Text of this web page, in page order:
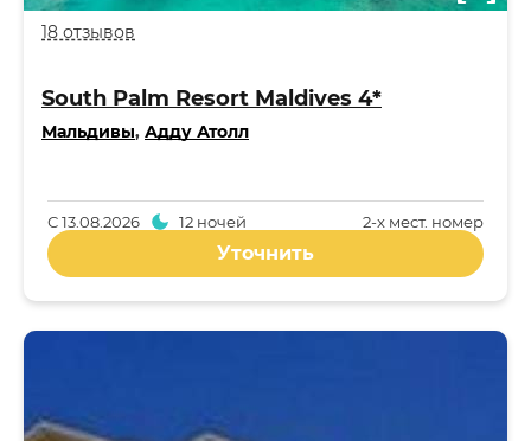
18 отзывов
South Palm Resort Maldives 4*
Мальдивы, Адду Атолл
2-x мест. номер
С13.08.2026 12 ночей
Уточнить